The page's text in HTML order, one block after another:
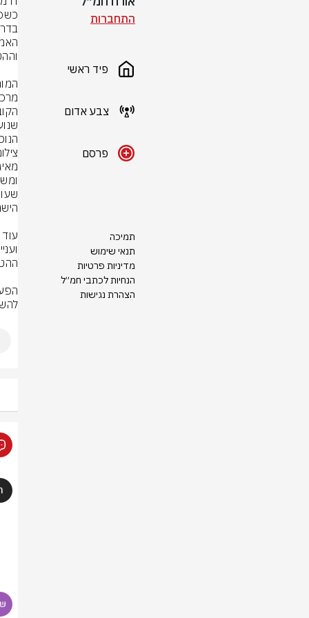
התחברות
פיד ראשי
צבע אדום
פרסם
תמיכה
תנאי שימוש
מדיניות פרטיות
הנחיות לכתבי חמ״ל
הצהרת נגישות